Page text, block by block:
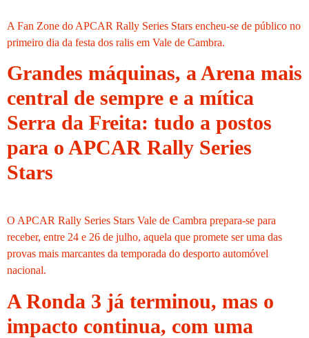
A Fan Zone do APCAR Rally Series Stars encheu-se de público no
primeiro dia da festa dos ralis em Vale de Cambra.
Grandes máquinas, a Arena mais
central de sempre e a mítica
Serra da Freita: tudo a postos
para o APCAR Rally Series
Stars
O APCAR Rally Series Stars Vale de Cambra prepara-se para
receber, entre 24 e 26 de julho, aquela que promete ser uma das
provas mais marcantes da temporada do desporto automóvel
nacional.
A Ronda 3 já terminou, mas o
impacto continua, com uma